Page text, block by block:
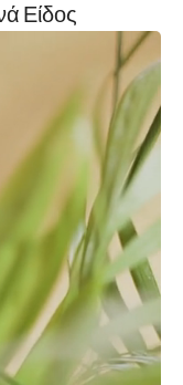
Είδος